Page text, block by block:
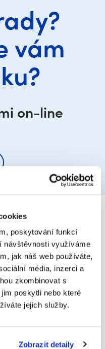
poskytování funkcí
návštěvnosti využíváme
jak náš web používáte,
média, inzerci a
zkombinovat s
poskytli nebo které
jejich služby.
Zobrazit detaily
vám
on-line